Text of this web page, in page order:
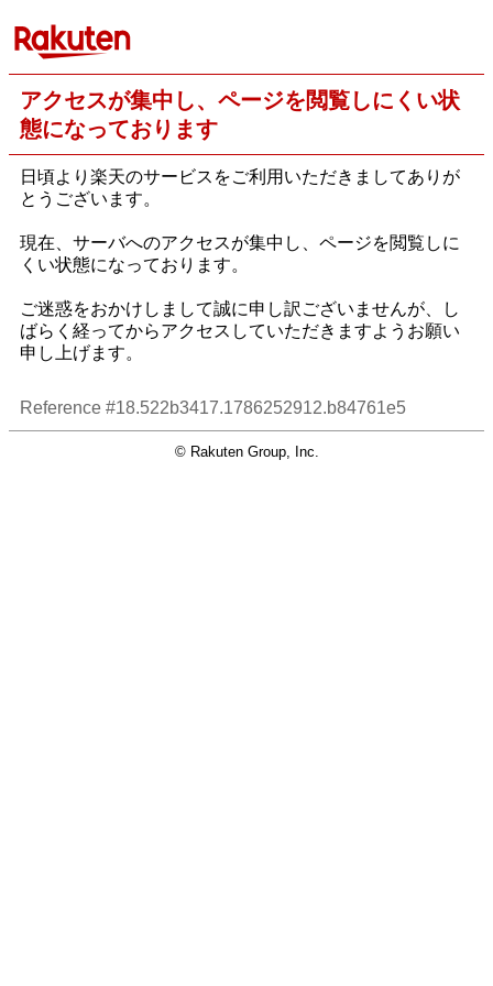
アクセスが集中し、ページを閲覧しにくい状
態になっております
日頃より楽天のサービスをご利用いただきましてありが
とうございます。
現在、サーバへのアクセスが集中し、ページを閲覧しに
くい状態になっております。
ご迷惑をおかけしまして誠に申し訳ございませんが、し
ばらく経ってからアクセスしていただきますようお願い
申し上げます。
Reference #18.522b3417.1786252912.b84761e5
© Rakuten Group, Inc.